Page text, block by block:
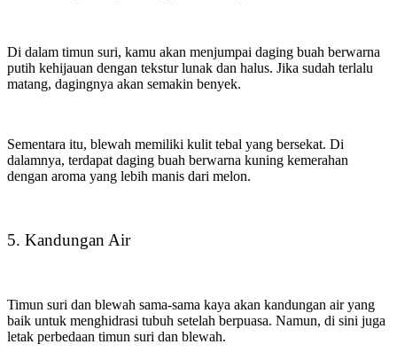
Di dalam timun suri, kamu akan menjumpai daging buah berwarna
putih kehijauan dengan tekstur lunak dan halus. Jika sudah terlalu
matang, dagingnya akan semakin benyek.
Sementara itu, blewah memiliki kulit tebal yang bersekat. Di
dalamnya, terdapat daging buah berwarna kuning kemerahan
dengan aroma yang lebih manis dari melon.
5. Kandungan Air
Timun suri dan blewah sama-sama kaya akan kandungan air yang
baik untuk menghidrasi tubuh setelah berpuasa. Namun, di sini juga
letak perbedaan timun suri dan blewah.